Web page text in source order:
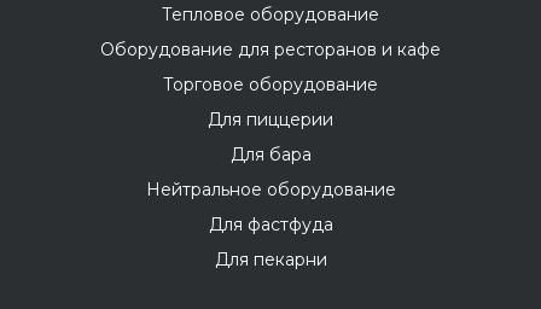
Тепловое оборудование
Оборудование для ресторанов и кафе
Торговое оборудование
Для пиццерии
Для бара
Нейтральное оборудование
Для фастфуда
Для пекарни